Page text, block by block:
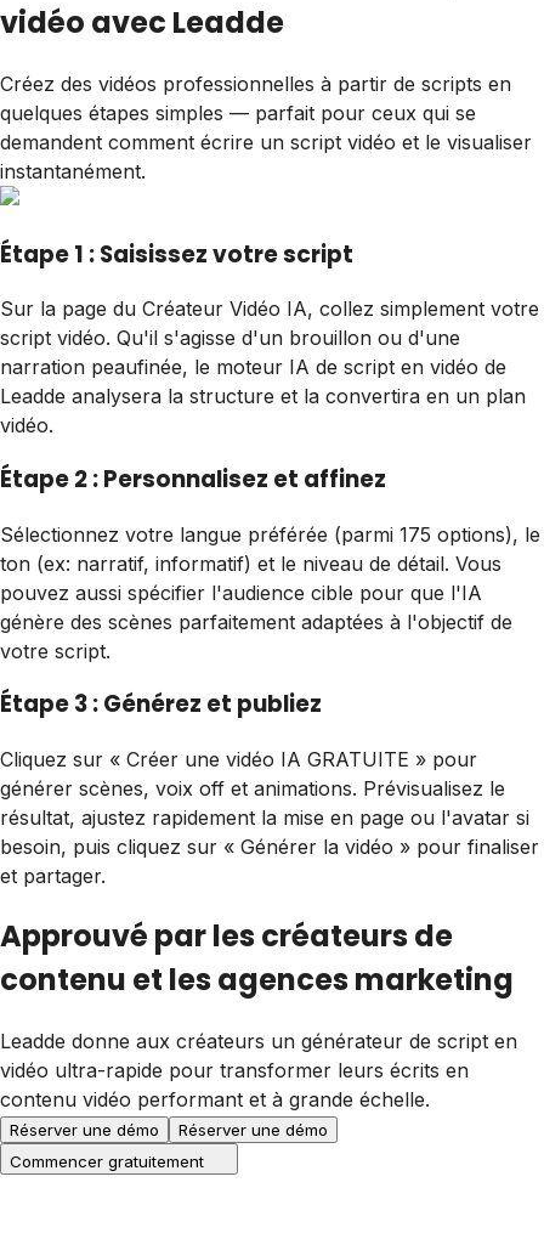
vidéo avec Leadde
Créez des vidéos professionnelles à partir de scripts en
quelques étapes simples — parfait pour ceux qui se
demandent comment écrire un script vidéo et le visualiser
instantanément.
Étape 1 : Saisissez votre script
Sur la page du Créateur Vidéo IA, collez simplement votre
script vidéo. Qu'il s'agisse d'un brouillon ou d'une
narration peaufinée, le moteur IA de script en vidéo de
Leadde analysera la structure et la convertira en un plan
vidéo.
Étape 2 : Personnalisez et affinez
Sélectionnez votre langue préférée (parmi 175 options), le
ton (ex: narratif, informatif) et le niveau de détail. Vous
pouvez aussi spécifier l'audience cible pour que l'IA
génère des scènes parfaitement adaptées à l'objectif de
votre script.
Étape 3 : Générez et publiez
Cliquez sur « Créer une vidéo IA GRATUITE » pour
générer scènes, voix off et animations. Prévisualisez le
résultat, ajustez rapidement la mise en page ou l'avatar si
besoin, puis cliquez sur « Générer la vidéo » pour finaliser
et partager.
Approuvé par les créateurs de
contenu et les agences marketing
Leadde donne aux créateurs un générateur de script en
vidéo ultra-rapide pour transformer leurs écrits en
contenu vidéo performant et à grande échelle.
Réserver une démo
Réserver une démo
Commencer gratuitement